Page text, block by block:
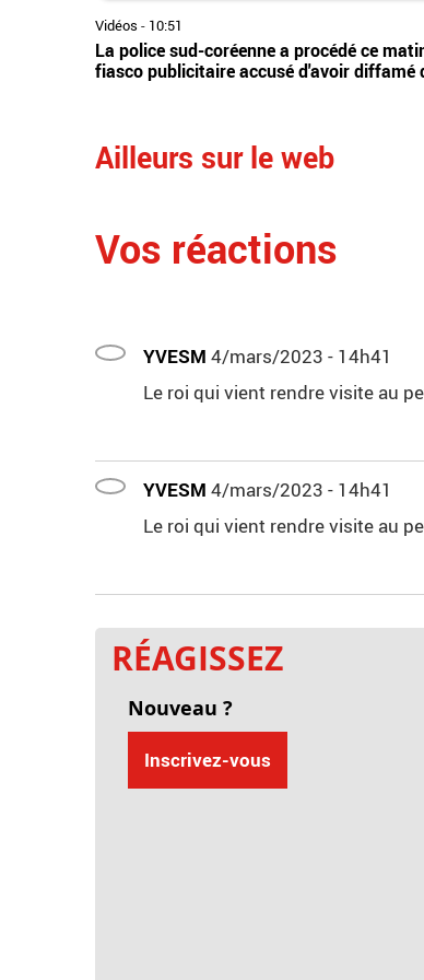
Vidéos - 10:51
La police sud-coréenne a procédé ce
fiasco publicitaire accusé d'avoir
Ailleurs sur le web
Vos réactions
YVESM 4/mars/2023 - 14h41
Le roi qui vient rendre visite au
YVESM 4/mars/2023 - 14h41
Le roi qui vient rendre visite au
RÉAGISSEZ
Nouveau ?
Inscrivez-vous